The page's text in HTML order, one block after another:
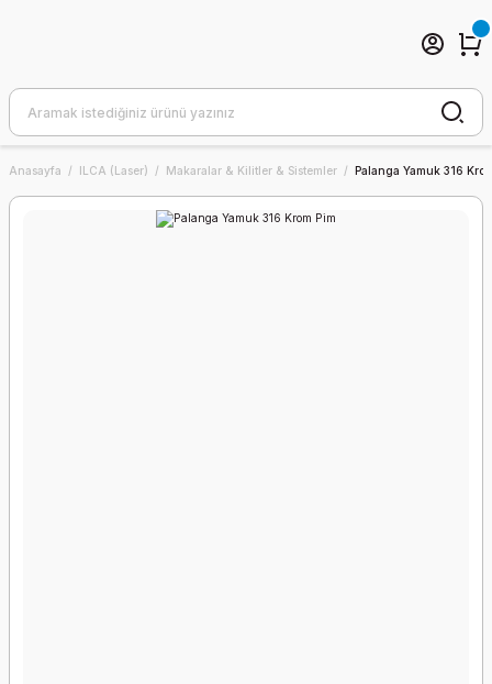
Anasayfa ILCA (Laser) Makaralar & Kilitler & Sistemler Palanga Yamuk 316